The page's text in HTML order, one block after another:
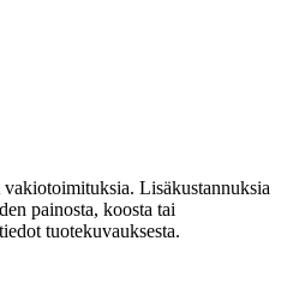
Lisäkustannuksia
painosta, koosta tai
tuotekuvauksesta.